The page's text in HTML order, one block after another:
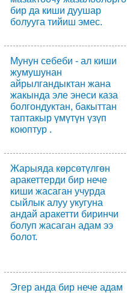
бир да киши дуушар
болууга тийиш эмес.
Мунун себеби - ал киши
жумушунан
айрылгандыктан жана
жакында эле энеси каза
болгондуктан, бакыттан
таптакыр үмүтүн үзүп
коюптур .
Жарыяда көрсөтүлгөн
аракеттерди бир нече
киши жасаган учурда
сыйлык алуу укугуна
андай аракетти биринчи
болуп жасаган адам ээ
болот.
Эгер анда бир нече адам